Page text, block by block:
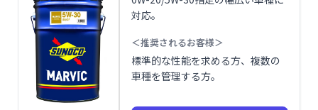
対応。
＜推奨されるお客様＞
標準的な性能を求める方、複数の
車種を管理する方。